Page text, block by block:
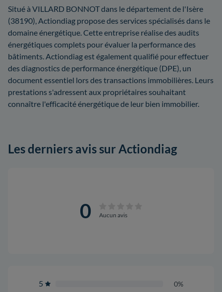
Situé à VILLARD BONNOT dans le département de l'Isère
(38190), Actiondiag propose des services spécialisés dans le
domaine énergétique. Cette entreprise réalise des audits
énergétiques complets pour évaluer la performance des
bâtiments. Actiondiag est également qualifié pour effectuer
des diagnostics de performance énergétique (DPE), un
document essentiel lors des transactions immobilières. Leurs
prestations s'adressent aux propriétaires souhaitant
connaître l'efficacité énergétique de leur bien immobilier.
Les derniers avis sur Actiondiag
0 Aucun avis
5 0%